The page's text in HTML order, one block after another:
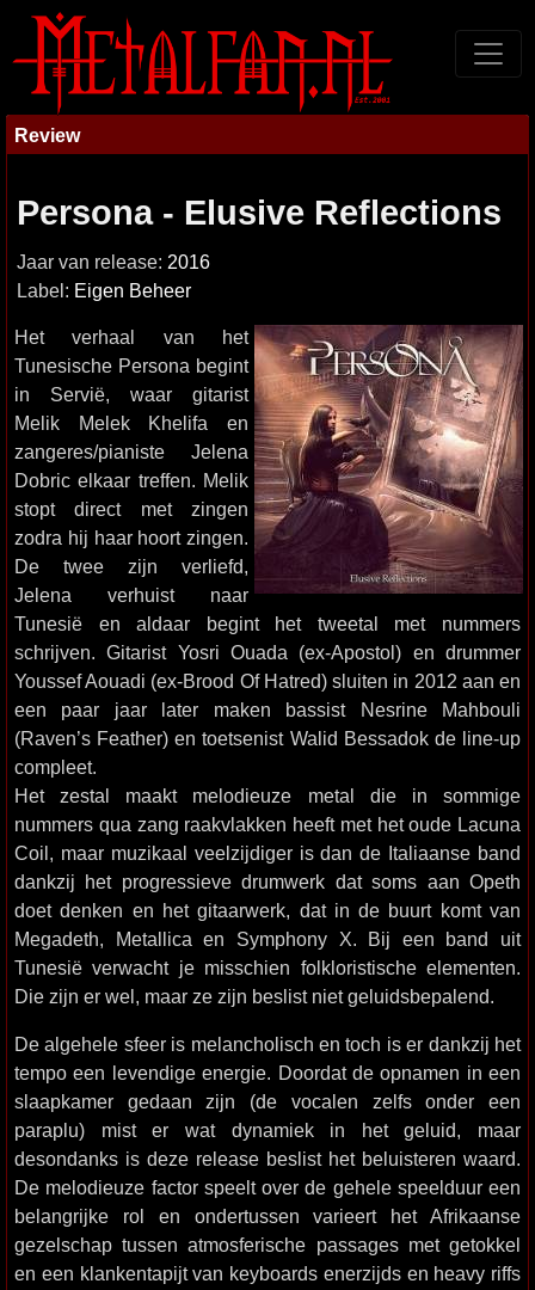
Review
Persona - Elusive Reflections
Jaar van release: 2016
Label: Eigen Beheer
Het verhaal van het
Tunesische Persona begint
in Servië, waar gitarist
Melik Melek Khelifa en
zangeres/pianiste Jelena
Dobric elkaar treffen. Melik
stopt direct met zingen
zodra hij haar hoort zingen.
De twee zijn verliefd,
Jelena verhuist naar
Tunesië en aldaar begint het tweetal met nummers
schrijven. Gitarist Yosri Ouada (ex-Apostol) en drummer
Youssef Aouadi (ex-Brood Of Hatred) sluiten in 2012 aan en
een paar jaar later maken bassist Nesrine Mahbouli
(Raven’s Feather) en toetsenist Walid Bessadok de line-up
compleet.
Het zestal maakt melodieuze metal die in sommige
nummers qua zang raakvlakken heeft met het oude Lacuna
Coil, maar muzikaal veelzijdiger is dan de Italiaanse band
dankzij het progressieve drumwerk dat soms aan Opeth
doet denken en het gitaarwerk, dat in de buurt komt van
Megadeth, Metallica en Symphony X. Bij een band uit
Tunesië verwacht je misschien folkloristische elementen.
Die zijn er wel, maar ze zijn beslist niet geluidsbepalend.
De algehele sfeer is melancholisch en toch is er dankzij het
tempo een levendige energie. Doordat de opnamen in een
slaapkamer gedaan zijn (de vocalen zelfs onder een
paraplu) mist er wat dynamiek in het geluid, maar
desondanks is deze release beslist het beluisteren waard.
De melodieuze factor speelt over de gehele speelduur een
belangrijke rol en ondertussen varieert het Afrikaanse
gezelschap tussen atmosferische passages met getokkel
en een klankentapijt van keyboards enerzijds en heavy riffs